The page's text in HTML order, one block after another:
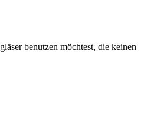
benutzen möchtest, die keinen